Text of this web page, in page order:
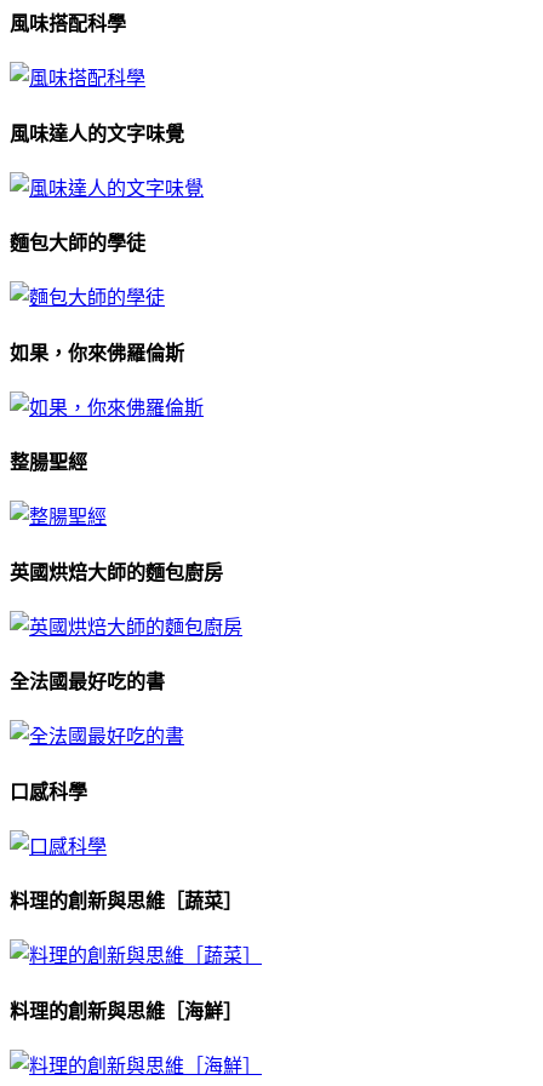
風味搭配科學
風味達人的文字味覺
麵包大師的學徒
如果，你來佛羅倫斯
整腸聖經
英國烘焙大師的麵包廚房
全法國最好吃的書
口感科學
料理的創新與思維［蔬菜］
料理的創新與思維［海鮮］